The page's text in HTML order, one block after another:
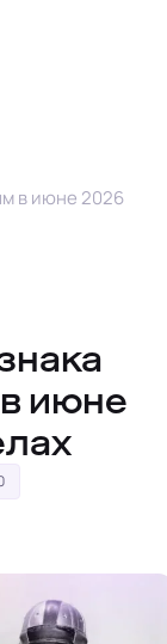
в июне 2026
июне